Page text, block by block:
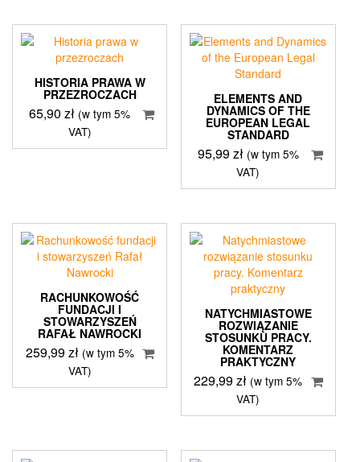
HISTORIA PRAWA W
PRZEZROCZACH
65,90zł (w tym 5%
VAT)
ELEMENTS AND
DYNAMICS OF THE
EUROPEAN LEGAL
STANDARD
95,99zł (w tym 5%
VAT)
RACHUNKOWOŚĆ
FUNDACJI I
STOWARZYSZEŃ
RAFAŁ NAWROCKI
259,99zł (w tym 5%
VAT)
NATYCHMIASTOWE
ROZWIĄZANIE
STOSUNKU PRACY.
KOMENTARZ
PRAKTYCZNY
229,99zł (w tym 5%
VAT)